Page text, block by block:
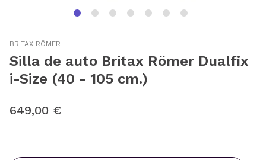
BRITAX RÖMER
Silla de auto Britax Römer Dualfix
i-Size (40 - 105 cm.)
649,00 €